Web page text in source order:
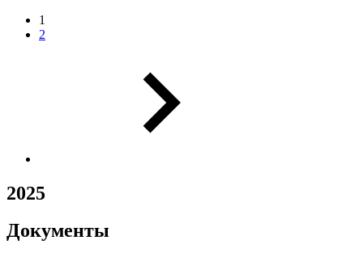
1
2
2025
Документы